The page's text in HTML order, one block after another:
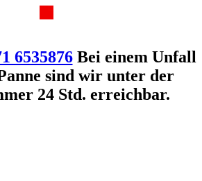
6535876‬Bei einem Unfall
sind wir unter der
24 Std. erreichbar.